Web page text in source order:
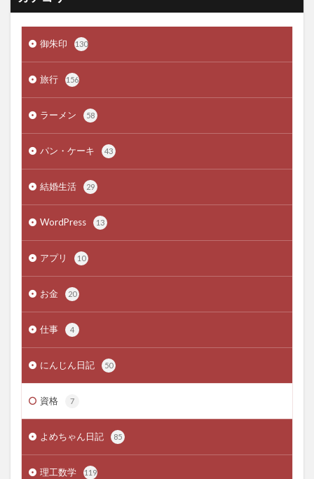
御朱印 130
旅行 156
ラーメン 58
パン・ケーキ 43
結婚生活 29
WordPress 13
アプリ 10
お金 20
仕事 4
にんじん日記 50
資格 7
よめちゃん日記 85
理工数学 119